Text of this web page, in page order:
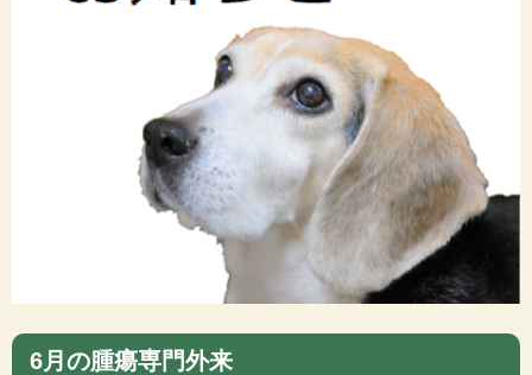
6月の腫瘍専門外来